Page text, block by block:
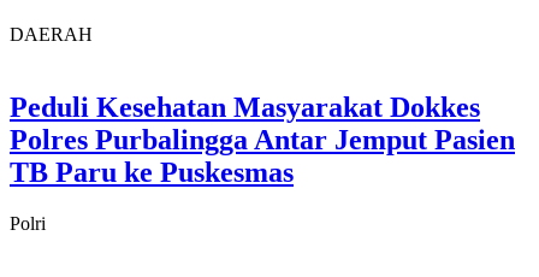
DAERAH
Peduli Kesehatan Masyarakat Dokkes
Polres Purbalingga Antar Jemput Pasien
TB Paru ke Puskesmas
Polri